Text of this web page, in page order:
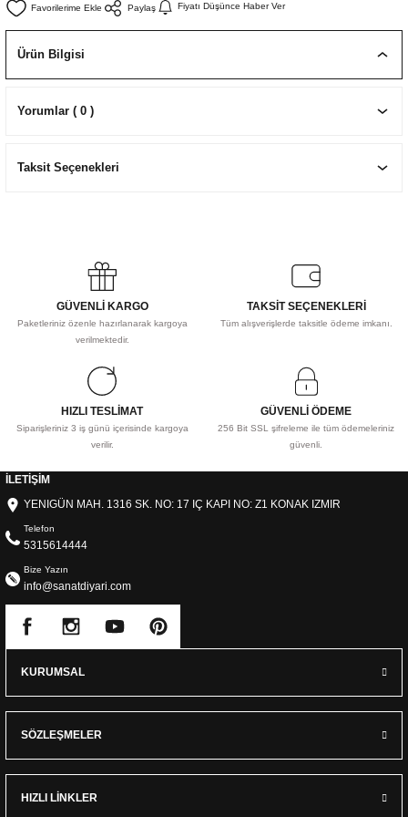
ÇİZİM SETLERİ
Paylaş Fiyatı Düşünce Haber Ver
Ürün Bilgisi
Yorumlar ( 0 )
Taksit Seçenekleri
GÜVENLİ KARGO
Paketleriniz özenle hazırlanarak kargoya
verilmektedir.
TAKSİT SEÇENEKLERİ
Tüm alışverişlerde taksitle ödeme imkanı.
HIZLI TESLİMAT
Siparişleriniz 3 iş günü içerisinde kargoya
verilir.
GÜVENLİ ÖDEME
256 Bit SSL şifreleme ile tüm ödemeleriniz
güvenli.
İLETİŞİM
YENIGÜN MAH. 1316 SK. NO: 17 IÇ KAPI NO: Z1 KONAK IZMIR
Telefon
5315614444
Bize Yazın
info@sanatdiyari.com
KURUMSAL
SÖZLEŞMELER
HIZLI LİNKLER